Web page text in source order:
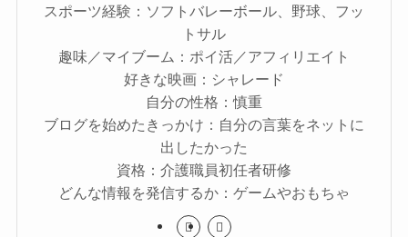
スポーツ経験：ソフトバレーボール、野球、フッ
トサル
趣味／マイブーム：ポイ活／アフィリエイト
好きな映画：シャレード
自分の性格：慎重
ブログを始めたきっかけ：自分の言葉をネットに
出したかった
資格：介護職員初任者研修
どんな情報を発信するか：ゲームやおもちゃ